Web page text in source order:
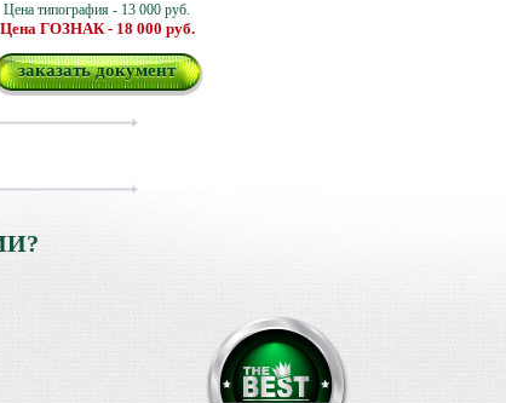
Цена типография - 13 000 руб.
Цена ГОЗНАК - 18 000 руб.
заказать документ